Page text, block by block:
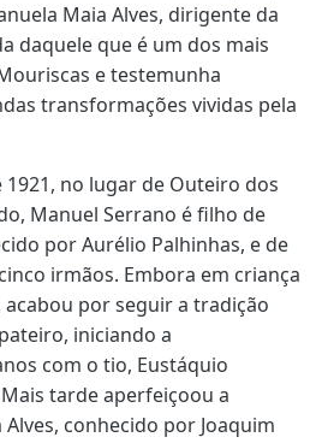
Maia Alves, dirigente da
daquele que é um dos mais
e testemunha
transformações vividas pela
1921, no lugar de Outeiro dos
Manuel Serrano é filho de
por Aurélio Palhinhas, e de
irmãos. Embora em criança
por seguir a tradição
iniciando a
com o tio, Eustáquio
tarde aperfeiçoou a
conhecido por Joaquim